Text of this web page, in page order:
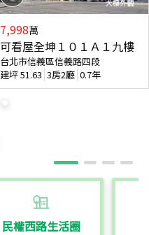
民權西路生活圈
7,998萬
可看屋全坤１０１Ａ１九樓
台北市信義區信義路四段
建坪51.63 3房2廳 0.7年